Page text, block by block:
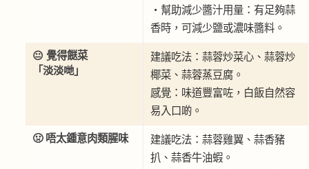
・幫助減少醬汁用量：有足夠蒜
香時，可減少鹽或濃味醬料。
😐 覺得餸菜
「淡淡哋」
建議吃法：蒜蓉炒菜心、蒜蓉炒
椰菜、蒜蓉蒸豆腐。
感覺：味道豐富咗，白飯自然容
易入口啲。
🤢 唔太鍾意肉類腥味
建議吃法：蒜蓉雞翼、蒜香豬
扒、蒜香牛油蝦。